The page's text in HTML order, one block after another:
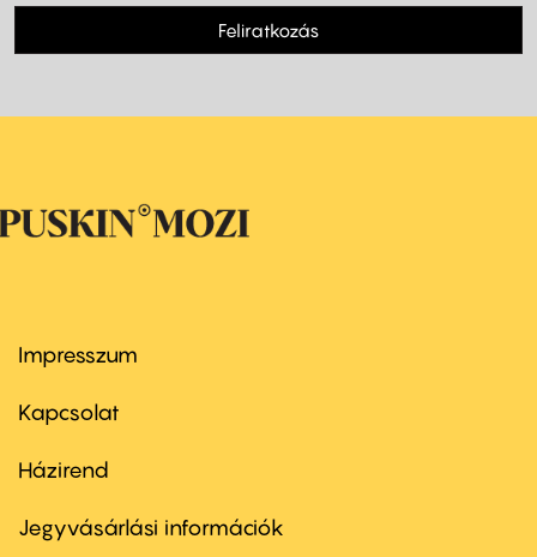
Feliratkozás
Footer
first
Impresszum
Kapcsolat
Footer
second
Házirend
Jegyvásárlási információk